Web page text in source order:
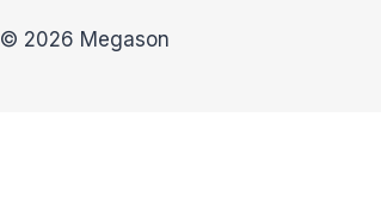
© 2026 Megason